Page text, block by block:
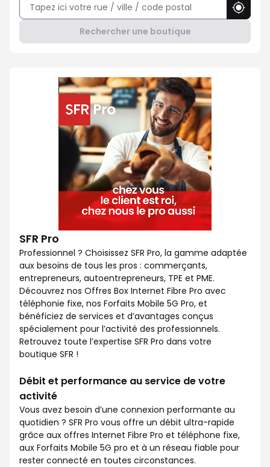
Rechercher une boutique
SFR Pro
Professionnel ? Choisissez SFR Pro, la gamme adaptée
aux besoins de tous les pros : commerçants,
entrepreneurs, autoentrepreneurs, TPE et PME.
Découvrez nos Offres Box Internet Fibre Pro avec
téléphonie fixe, nos Forfaits Mobile 5G Pro, et
bénéficiez de services et d’avantages conçus
spécialement pour l’activité des professionnels.
Retrouvez toute l’expertise SFR Pro dans votre
boutique SFR !
Débit et performance au service de votre
activité
Vous avez besoin d’une connexion performante au
quotidien ? SFR Pro vous offre un débit ultra-rapide
grâce aux offres Internet Fibre Pro et téléphone fixe,
aux Forfaits Mobile 5G pro et à un réseau fiable pour
rester connecté en toutes circonstances.
Professionnel ? Choisissez